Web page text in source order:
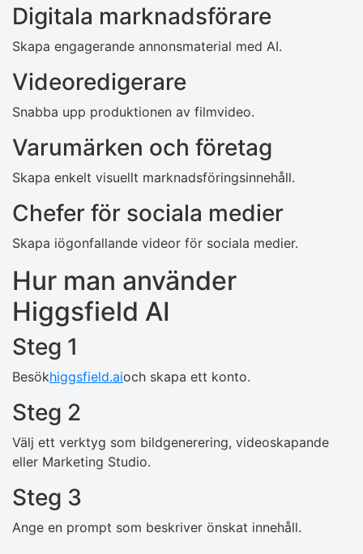
Digitala marknadsförare
Skapa engagerande annonsmaterial med AI.
Videoredigerare
Snabba upp produktionen av filmvideo.
Varumärken och företag
Skapa enkelt visuellt marknadsföringsinnehåll.
Chefer för sociala medier
Skapa iögonfallande videor för sociala medier.
Hur man använder
Higgsfield AI
Steg 1
Besökhiggsfield.aioch skapa ett konto.
Steg 2
Välj ett verktyg som bildgenerering, videoskapande
eller Marketing Studio.
Steg 3
Ange en prompt som beskriver önskat innehåll.